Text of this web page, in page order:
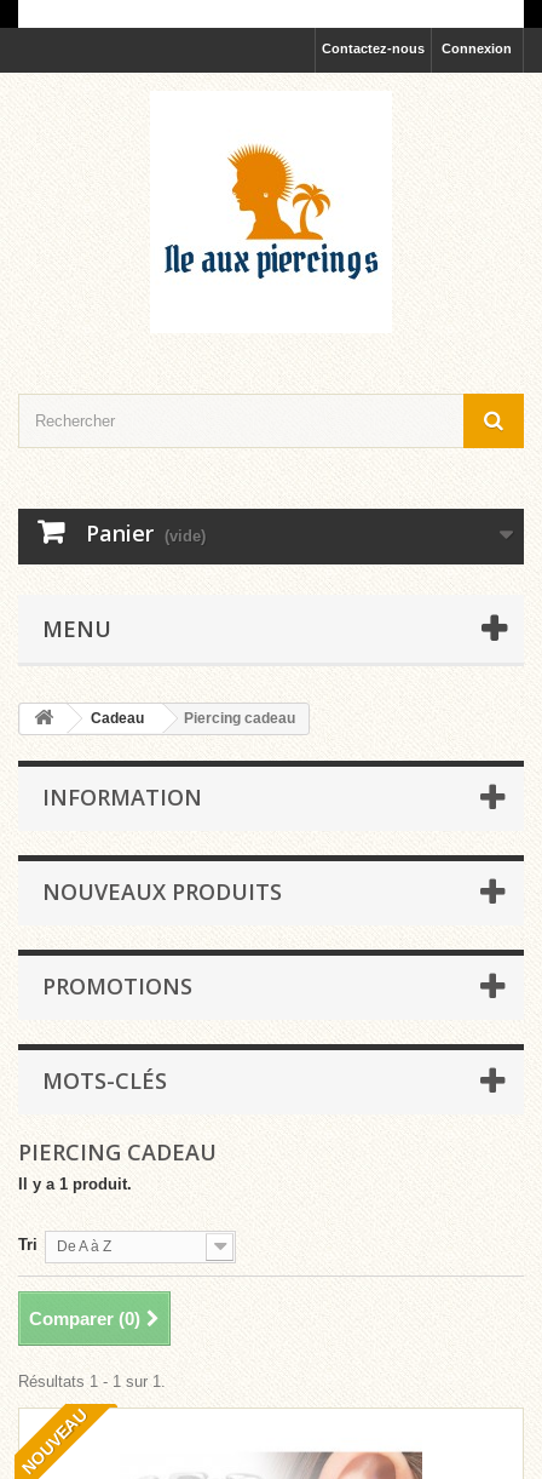
Connexion
Contactez-nous
Panier (vide)
MENU
Cadeau Piercing cadeau
INFORMATION
NOUVEAUX PRODUITS
PROMOTIONS
MOTS-CLÉS
PIERCING CADEAU
Il y a 1 produit.
Tri De A à Z
Comparer (0)
Résultats 1 - 1 sur 1.
NOUVEAU